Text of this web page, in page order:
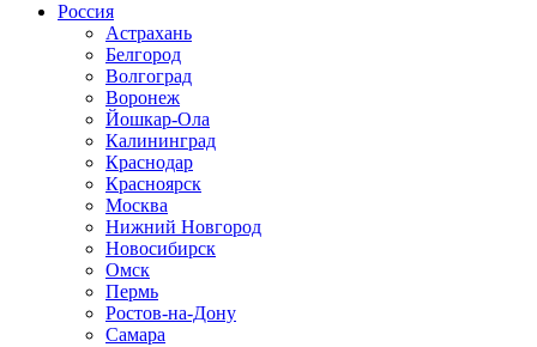
Россия
Астрахань
Белгород
Волгоград
Воронеж
Йошкар-Ола
Калининград
Краснодар
Красноярск
Москва
Нижний Новгород
Новосибирск
Омск
Пермь
Ростов-на-Дону
Самара